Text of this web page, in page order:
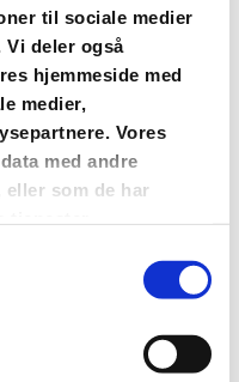
til sociale medier
deler også
hjemmeside med
medier,
Vores
med andre
som de har
2024